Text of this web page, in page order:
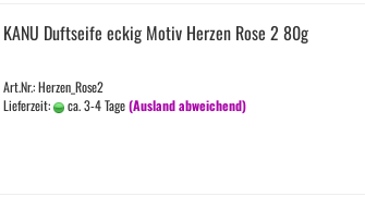
KANU Duft­sei­fe eckig Motiv Her­zen Rose 2 80g
Art.Nr.: Herzen_Rose2
Lieferzeit:
ca. 3-4 Tage(Ausland abweichend)